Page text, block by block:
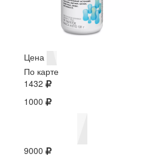
Цена
По карте
1432
1000
9000